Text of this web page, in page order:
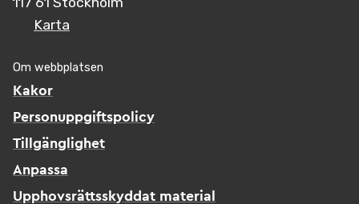
Karta
Om webbplatsen
Kakor
Personuppgiftspolicy
Tillgänglighet
Anpassa
Upphovsrättsskyddat material